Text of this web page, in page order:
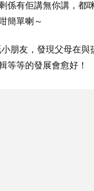
係有佢講無你講，都
簡單喇～
朋友，發現父母在
等等的發展會愈好！